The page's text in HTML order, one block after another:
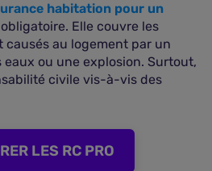
habitation pour un
Elle couvre les
au logement par un
ou une explosion. Surtout,
civile vis-à-vis des
LES RC PRO